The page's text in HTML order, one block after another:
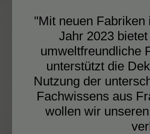
"Mit neuen
Jahr 2023
umweltfreundliche
unterstützt die
Nutzung der
Fachwissens aus
wollen wir